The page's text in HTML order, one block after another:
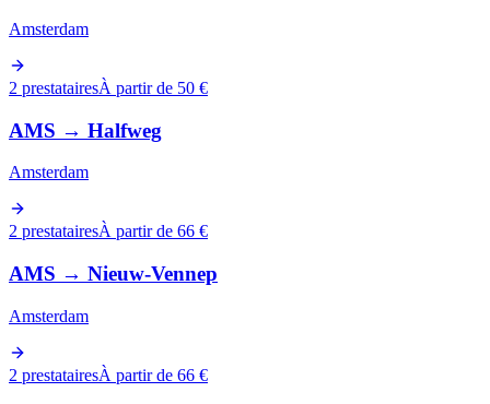
Amsterdam
2 prestatairesÀ partir de 50 €
AMS → Halfweg
Amsterdam
2 prestatairesÀ partir de 66 €
AMS → Nieuw-Vennep
Amsterdam
2 prestatairesÀ partir de 66 €